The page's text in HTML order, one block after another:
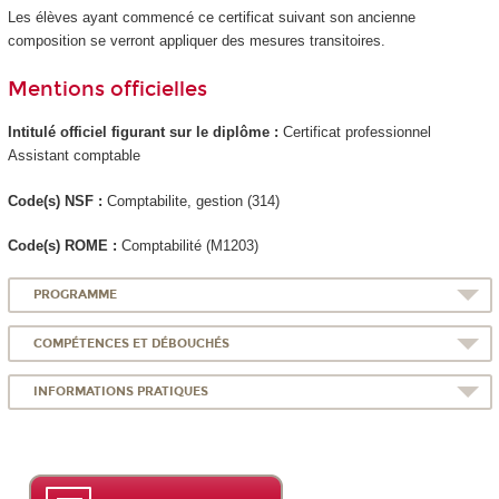
Les élèves ayant commencé ce certificat suivant son ancienne
composition se verront appliquer des mesures transitoires.
Mentions officielles
Intitulé officiel figurant sur le diplôme : Certificat professionnel
Assistant comptable
Code(s) NSF : Comptabilite, gestion (314)
Code(s) ROME : Comptabilité (M1203)
PROGRAMME
COMPÉTENCES ET DÉBOUCHÉS
INFORMATIONS PRATIQUES